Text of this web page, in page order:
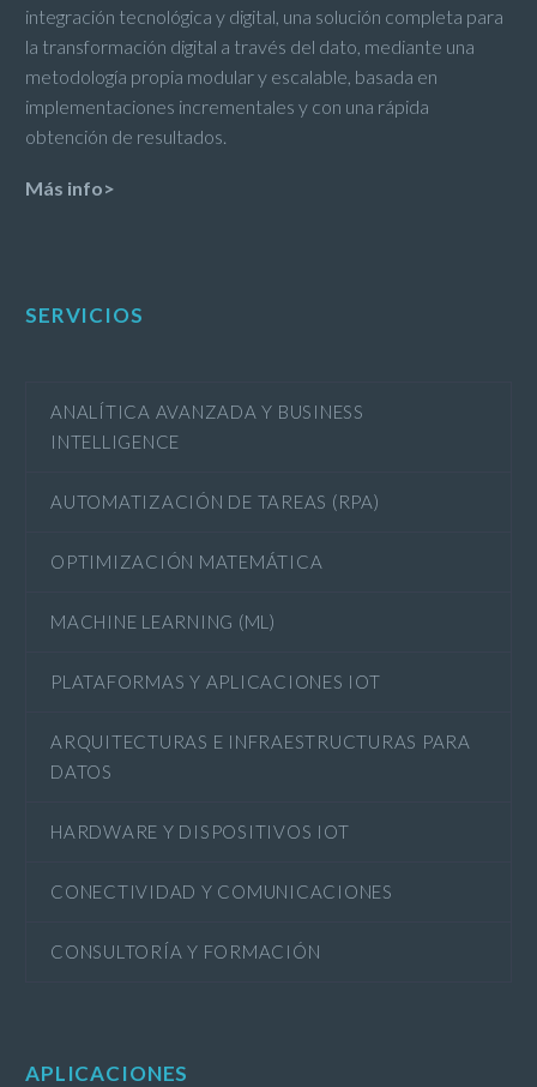
integración tecnológica y digital, una solución completa para
la transformación digital a través del dato, mediante una
metodología propia modular y escalable, basada en
implementaciones incrementales y con una rápida
obtención de resultados.
Más info>
SERVICIOS
ANALÍTICA AVANZADA Y BUSINESS
INTELLIGENCE
AUTOMATIZACIÓN DE TAREAS (RPA)
OPTIMIZACIÓN MATEMÁTICA
MACHINE LEARNING (ML)
PLATAFORMAS Y APLICACIONES IOT
ARQUITECTURAS E INFRAESTRUCTURAS PARA
DATOS
HARDWARE Y DISPOSITIVOS IOT
CONECTIVIDAD Y COMUNICACIONES
CONSULTORÍA Y FORMACIÓN
APLICACIONES